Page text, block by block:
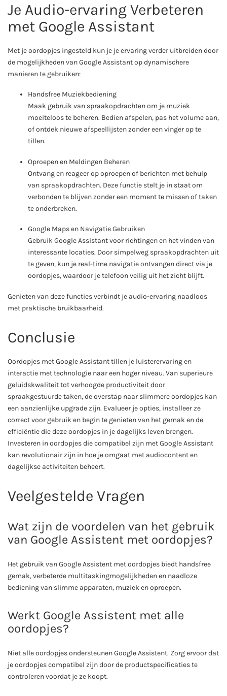
Je Audio-ervaring Verbeteren
met Google Assistant
Met je oordopjes ingesteld kun je je ervaring verder uitbreiden door
de mogelijkheden van Google Assistant op dynamischere
manieren te gebruiken:
Handsfree Muziekbediening
Maak gebruik van spraakopdrachten om je muziek
moeiteloos te beheren. Bedien afspelen, pas het volume aan,
of ontdek nieuwe afspeellijsten zonder een vinger op te
tillen.
Oproepen en Meldingen Beheren
Ontvang en reageer op oproepen of berichten met behulp
van spraakopdrachten. Deze functie stelt je in staat om
verbonden te blijven zonder een moment te missen of taken
te onderbreken.
Google Maps en Navigatie Gebruiken
Gebruik Google Assistant voor richtingen en het vinden van
interessante locaties. Door simpelweg spraakopdrachten uit
te geven, kun je real-time navigatie ontvangen direct via je
oordopjes, waardoor je telefoon veilig uit het zicht blijft.
Genieten van deze functies verbindt je audio-ervaring naadloos
met praktische bruikbaarheid.
Conclusie
Oordopjes met Google Assistant tillen je luisterervaring en
interactie met technologie naar een hoger niveau. Van superieure
geluidskwaliteit tot verhoogde productiviteit door
spraakgestuurde taken, de overstap naar slimmere oordopjes kan
een aanzienlijke upgrade zijn. Evalueer je opties, installeer ze
correct voor gebruik en begin te genieten van het gemak en de
efficiëntie die deze oordopjes in je dagelijks leven brengen.
Investeren in oordopjes die compatibel zijn met Google Assistant
kan revolutionair zijn in hoe je omgaat met audiocontent en
dagelijkse activiteiten beheert.
Veelgestelde Vragen
Wat zijn de voordelen van het gebruik
van Google Assistent met oordopjes?
Het gebruik van Google Assistent met oordopjes biedt handsfree
gemak, verbeterde multitaskingmogelijkheden en naadloze
bediening van slimme apparaten, muziek en oproepen.
Werkt Google Assistent met alle
oordopjes?
Niet alle oordopjes ondersteunen Google Assistent. Zorg ervoor dat
je oordopjes compatibel zijn door de productspecificaties te
controleren voordat je ze koopt.